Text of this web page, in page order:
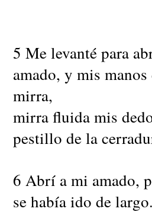
5 Me levanté para
amado, y mis
mirra,
mirra fluida mis
pestillo de la
6 Abrí a mi amado,
se había ido de